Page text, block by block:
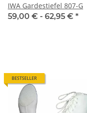
IWA Gardestiefel 807-G
59,00 € - 62,95 € *
BESTSELLER